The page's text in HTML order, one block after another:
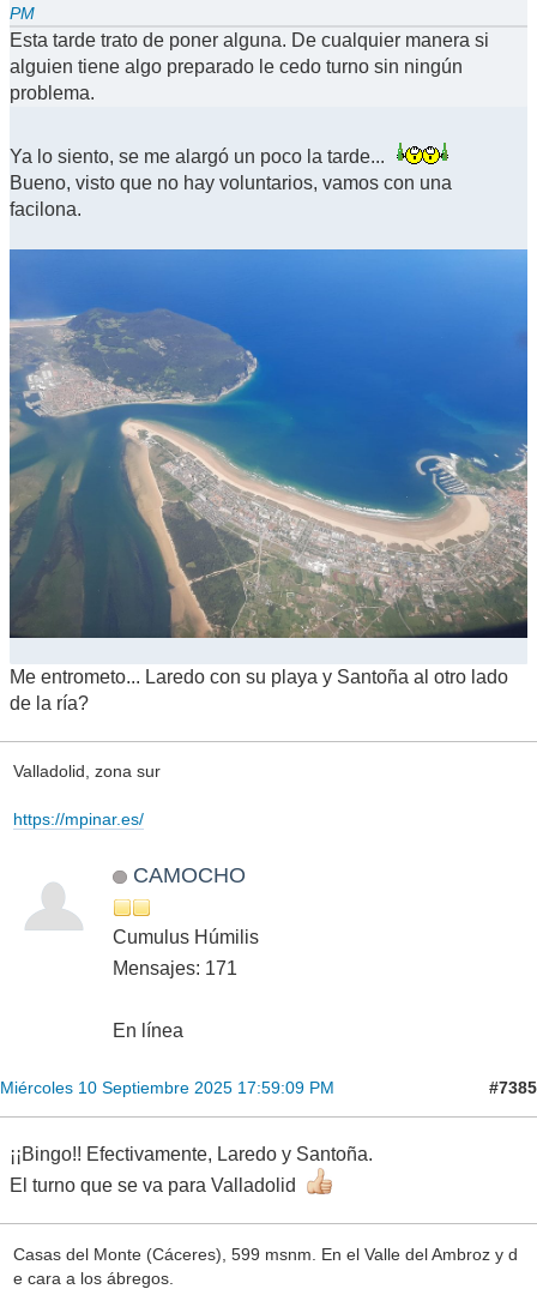
PM
Esta tarde trato de poner alguna. De cualquier manera si
alguien tiene algo preparado le cedo turno sin ningún
problema.
Ya lo siento, se me alargó un poco la tarde...
Bueno, visto que no hay voluntarios, vamos con una
facilona.
Me entrometo... Laredo con su playa y Santoña al otro lado
de la ría?
Valladolid, zona sur
https://mpinar.es/
CAMOCHO
Cumulus Húmilis
Mensajes: 171
En línea
Miércoles 10 Septiembre 2025 17:59:09 PM #7385
¡¡Bingo!! Efectivamente, Laredo y Santoña.
El turno que se va para Valladolid
Casas del Monte (Cáceres), 599 msnm. En el Valle del Ambroz y d
e cara a los ábregos.